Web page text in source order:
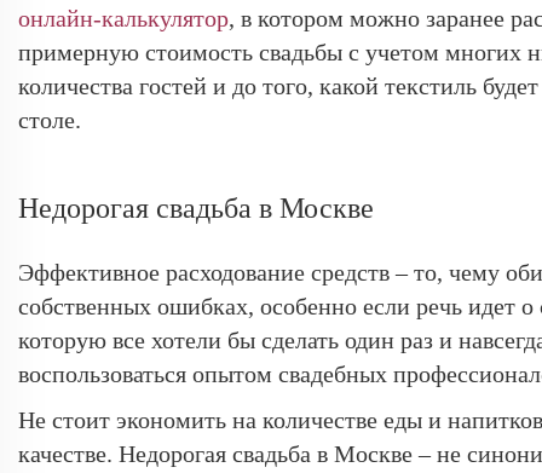
онлайн-калькулятор, в котором можно заранее
примерную стоимость свадьбы с учетом многих
количества гостей и до того, какой текстиль
столе.
Недорогая свадьба в Москве
Эффективное расходование средств – то, чему
собственных ошибках, особенно если речь идет о
которую все хотели бы сделать один раз и
воспользоваться опытом свадебных
Не стоит экономить на количестве еды и
качестве. Недорогая свадьба в Москве – не